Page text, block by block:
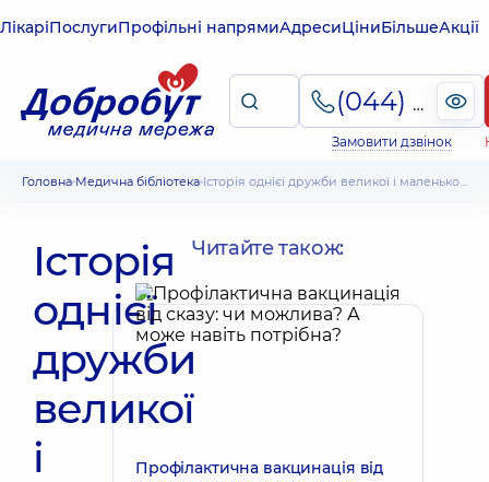
ЛікаріПослугиПрофільні напрямиАдресиЦіниБільшеАкції
(044) 495-2-888
Замовити дзвінок
Головна Медична бібліотека Історія однієї дружби великої і маленької людини
Історія
однієї
дружби
великої
і
Читайте також:
Профілактична вакцинація від